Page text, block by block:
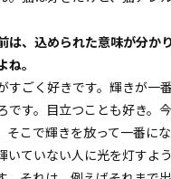
前は、込められた意味が分か
。
すごく好きです。輝きが一
です。目立つことも好き。
そこで輝きを放って一番に
いていない人に光を灯すよ